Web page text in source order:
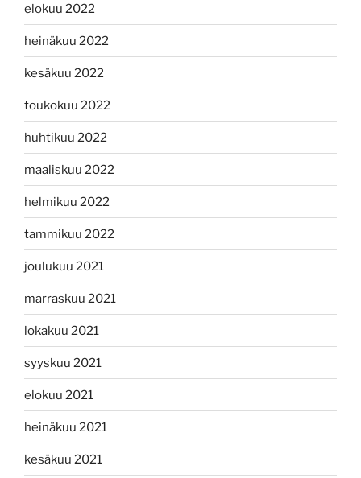
elokuu 2022
heinäkuu 2022
kesäkuu 2022
toukokuu 2022
huhtikuu 2022
maaliskuu 2022
helmikuu 2022
tammikuu 2022
joulukuu 2021
marraskuu 2021
lokakuu 2021
syyskuu 2021
elokuu 2021
heinäkuu 2021
kesäkuu 2021